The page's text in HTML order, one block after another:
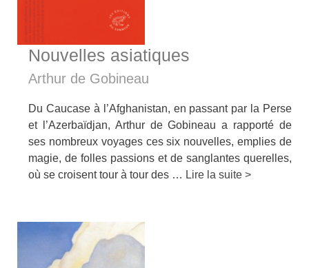
Nouvelles asiatiques
Arthur de Gobineau
Du Caucase à l’Afghanistan, en passant par la Perse
et l’Azerbaïdjan, Arthur de Gobineau a rapporté de
ses nombreux voyages ces six nouvelles, emplies de
magie, de folles passions et de sanglantes querelles,
où se croisent tour à tour des … Lire la suite >